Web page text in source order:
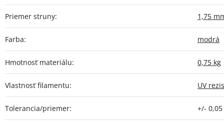
Priemer struny: 1,75
Farba: modrá
Hmotnosť materiálu: 0,75 kg
Vlastnosť filamentu: UV
Tolerancia/priemer: +/-